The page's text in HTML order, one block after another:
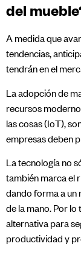
del
A medida que
tendencias,
tendrán en el
La adopción de
recursos
las cosas (IoT),
empresas deben
La tecnología no
también marca el
dando forma a un
de la mano. Por
alternativa para
productividad y